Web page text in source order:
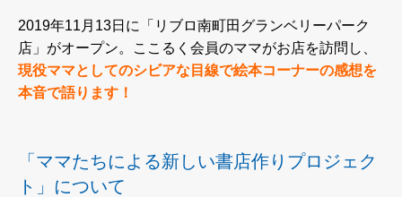
2019年11月13日に「リブロ南町田グランベリーパーク
店」がオープン。ここるく会員のママがお店を訪問し、
現役ママとしてのシビアな目線で絵本コーナーの感想を
本音で語ります！
「ママたちによる新しい書店作りプロジェク
ト」について